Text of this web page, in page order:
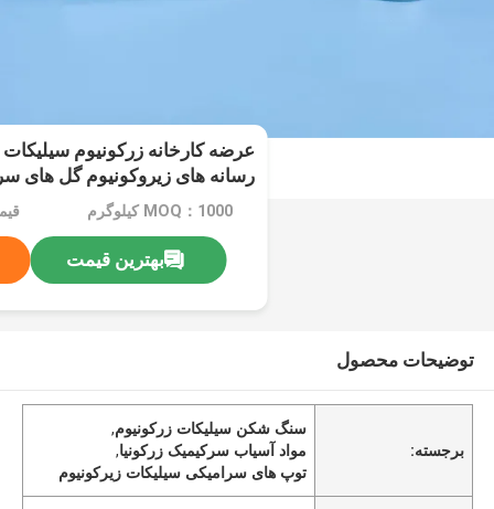
عرضه کارخانه زرکونیوم
رسانه های زیروکونیوم گل های
MOQ：1000 کیلوگرم
بهترین قیمت
توضیحات محصول
برجسته:
سنگ شکن سیلیکات زرکونیوم,
مواد آسیاب سرکیمیک زرکونیا,
توپ های سرامیکی سیلیکات زیرکونیوم